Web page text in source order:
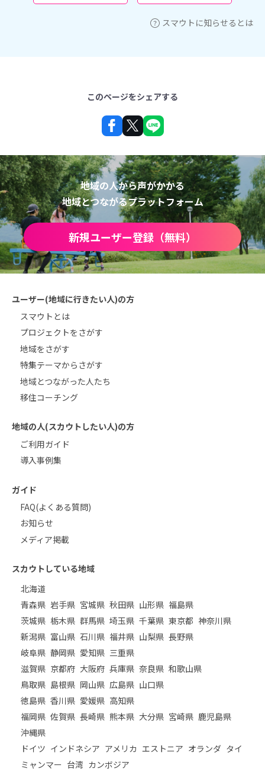
スマウトに知らせるとは
このページをシェアする
地域の人から声がかかる
地域とつながるプラットフォーム
新規ユーザー登録（無料）
ユーザー(地域に行きたい人)の方
スマウトとは
プロジェクトをさがす
地域をさがす
特集テーマからさがす
地域とつながった人たち
移住コーチング
地域の人(スカウトしたい人)の方
ご利用ガイド
導入事例集
ガイド
FAQ(よくある質問)
お知らせ
メディア掲載
スカウトしている地域
北海道
青森県 岩手県 宮城県 秋田県 山形県 福島県
茨城県 栃木県 群馬県 埼玉県 千葉県 東京都 神奈川県
新潟県 富山県 石川県 福井県 山梨県 長野県
岐阜県 静岡県 愛知県 三重県
滋賀県 京都府 大阪府 兵庫県 奈良県 和歌山県
鳥取県 島根県 岡山県 広島県 山口県
徳島県 香川県 愛媛県 高知県
福岡県 佐賀県 長崎県 熊本県 大分県 宮崎県 鹿児島県
沖縄県
ドイツ インドネシア アメリカ エストニア オランダ タイ
ミャンマー 台湾 カンボジア